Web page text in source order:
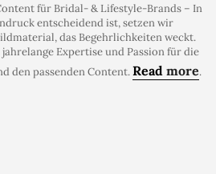
für Bridal- & Lifestyle-Brands – In
entscheidend ist, setzen wir
das Begehrlichkeiten weckt.
Expertise und Passion für die
den passenden Content.Read more.